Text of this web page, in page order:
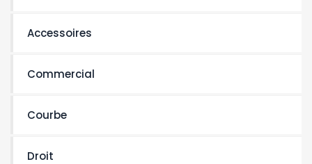
Accessoires
Commercial
Courbe
Droit